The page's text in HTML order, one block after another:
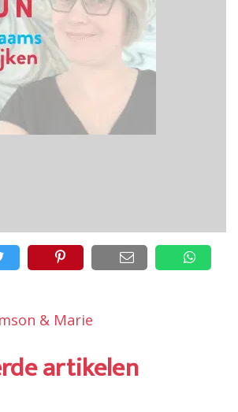
artikelen